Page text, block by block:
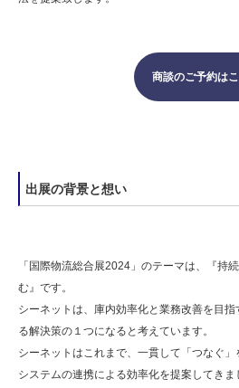
商談のご予約はこ
出展の背景と想い
「国際物流総合展2024」のテーマは、『持
む』です。
シーネットは、庫内効率化と業務改善を目
る解決策の１つになると考えています。
シーネットはこれまで、一貫して「つなぐ
システムの連携による効率化を提案してき